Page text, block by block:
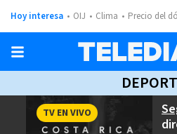
Hoy interesa OIJ Clima Precio del
TV EN VIVO